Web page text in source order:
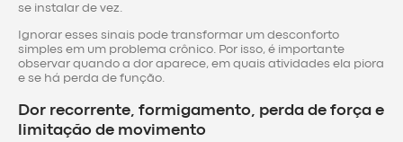
se instalar de vez.
Ignorar esses sinais pode transformar um desconforto
simples em um problema crônico. Por isso, é importante
observar quando a dor aparece, em quais atividades ela piora
e se há perda de função.
Dor recorrente, formigamento, perda de força e
limitação de movimento